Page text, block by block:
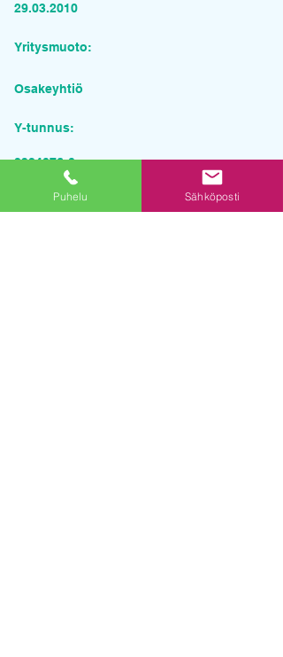
29.03.2010
Yritysmuoto:
Osakeyhtiö
Y-tunnus:
2324076-0
Pyydä tarjous palvelusta
Puhelu Sähköposti